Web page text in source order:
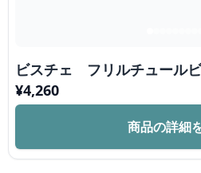
ビスチェ フリルチュール
¥4,260
商品の詳細